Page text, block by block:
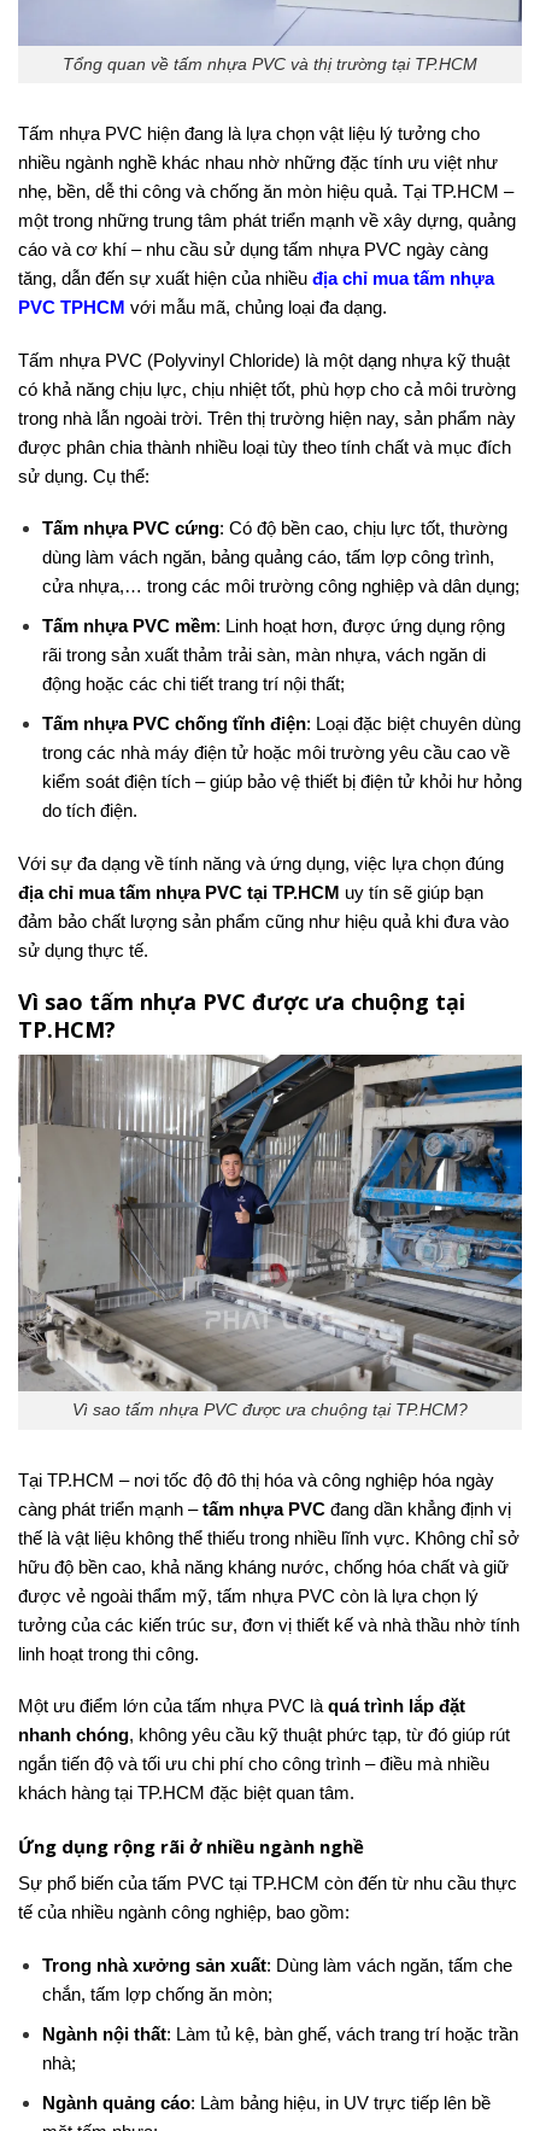
Tổng quan về tấm nhựa PVC và thị trường tại TP.HCM
Tấm nhựa PVC hiện đang là lựa chọn vật liệu lý tưởng cho
nhiều ngành nghề khác nhau nhờ những đặc tính ưu việt như
nhẹ, bền, dễ thi công và chống ăn mòn hiệu quả. Tại TP.HCM –
một trong những trung tâm phát triển mạnh về xây dựng, quảng
cáo và cơ khí – nhu cầu sử dụng tấm nhựa PVC ngày càng
tăng, dẫn đến sự xuất hiện của nhiều địa chỉ mua tấm nhựa
PVC TPHCM với mẫu mã, chủng loại đa dạng.
Tấm nhựa PVC (Polyvinyl Chloride) là một dạng nhựa kỹ thuật
có khả năng chịu lực, chịu nhiệt tốt, phù hợp cho cả môi trường
trong nhà lẫn ngoài trời. Trên thị trường hiện nay, sản phẩm này
được phân chia thành nhiều loại tùy theo tính chất và mục đích
sử dụng. Cụ thể:
Tấm nhựa PVC cứng: Có độ bền cao, chịu lực tốt, thường
dùng làm vách ngăn, bảng quảng cáo, tấm lợp công trình,
cửa nhựa,… trong các môi trường công nghiệp và dân dụng;
Tấm nhựa PVC mềm: Linh hoạt hơn, được ứng dụng rộng
rãi trong sản xuất thảm trải sàn, màn nhựa, vách ngăn di
động hoặc các chi tiết trang trí nội thất;
Tấm nhựa PVC chống tĩnh điện: Loại đặc biệt chuyên dùng
trong các nhà máy điện tử hoặc môi trường yêu cầu cao về
kiểm soát điện tích – giúp bảo vệ thiết bị điện tử khỏi hư hỏng
do tích điện.
Với sự đa dạng về tính năng và ứng dụng, việc lựa chọn đúng
địa chỉ mua tấm nhựa PVC tại TP.HCM uy tín sẽ giúp bạn
đảm bảo chất lượng sản phẩm cũng như hiệu quả khi đưa vào
sử dụng thực tế.
Vì sao tấm nhựa PVC được ưa chuộng tại
TP.HCM?
Vì sao tấm nhựa PVC được ưa chuộng tại TP.HCM?
Tại TP.HCM – nơi tốc độ đô thị hóa và công nghiệp hóa ngày
càng phát triển mạnh –tấm nhựa PVC đang dần khẳng định vị
thế là vật liệu không thể thiếu trong nhiều lĩnh vực. Không chỉ sở
hữu độ bền cao, khả năng kháng nước, chống hóa chất và giữ
được vẻ ngoài thẩm mỹ, tấm nhựa PVC còn là lựa chọn lý
tưởng của các kiến trúc sư, đơn vị thiết kế và nhà thầu nhờ tính
linh hoạt trong thi công.
Một ưu điểm lớn của tấm nhựa PVC làquá trình lắp đặt
nhanh chóng, không yêu cầu kỹ thuật phức tạp, từ đó giúp rút
ngắn tiến độ và tối ưu chi phí cho công trình – điều mà nhiều
khách hàng tại TP.HCM đặc biệt quan tâm.
Ứng dụng rộng rãi ở nhiều ngành nghề
Sự phổ biến của tấm PVC tại TP.HCM còn đến từ nhu cầu thực
tế của nhiều ngành công nghiệp, bao gồm:
Trong nhà xưởng sản xuất: Dùng làm vách ngăn, tấm che
chắn, tấm lợp chống ăn mòn;
Ngành nội thất: Làm tủ kệ, bàn ghế, vách trang trí hoặc trần
nhà;
Ngành quảng cáo: Làm bảng hiệu, in UV trực tiếp lên bề